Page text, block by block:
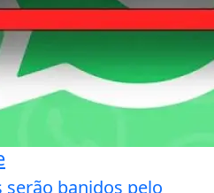
serão banidos pelo